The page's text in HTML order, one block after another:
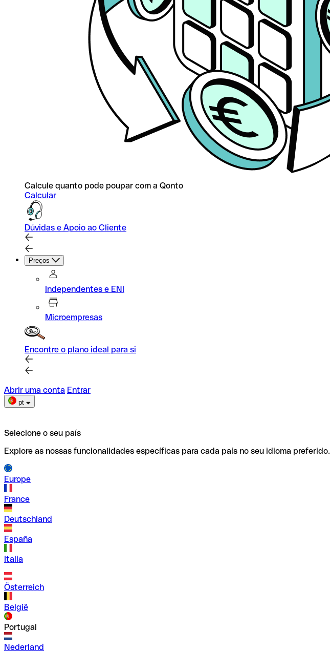
Calcule quanto pode poupar com a Qonto
Calcular
Dúvidas e Apoio ao Cliente
Preços
Independentes e ENI
Microempresas
Encontre o plano ideal para si
Abrir uma conta Entrar
pt
Selecione o seu país
Explore as nossas funcionalidades específicas para cada país no seu idioma preferido.
Europe
France
Deutschland
España
Italia
Österreich
België
Portugal
Nederland